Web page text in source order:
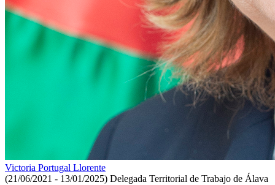
Victoria Portugal Llorente
(21/06/2021 - 13/01/2025) Delegada Territorial de Trabajo de Álava